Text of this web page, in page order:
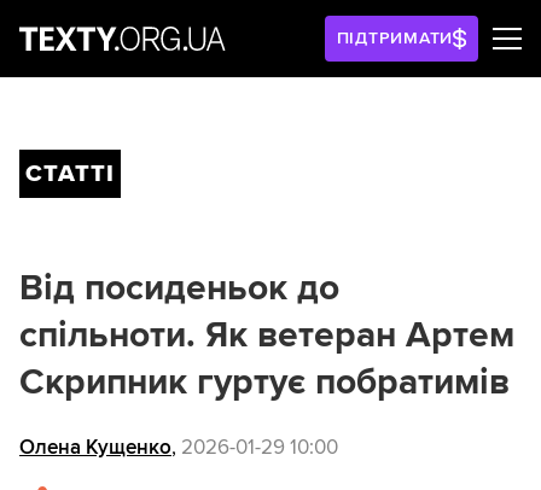
ПІДТРИМАТИ
СТАТТІ
Від посиденьок до
спільноти. Як ветеран Артем
Скрипник гуртує побратимів
Олена Кущенко, 2026-01-29 10:00